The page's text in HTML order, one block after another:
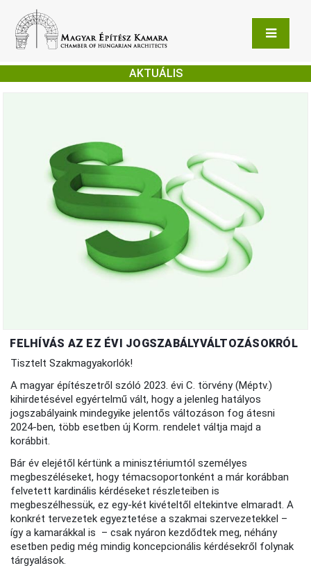
AKTUÁLIS
FELHÍVÁS AZ EZ ÉVI JOGSZABÁLYVÁLTOZÁSOKRÓL
Tisztelt Szakmagyakorlók!
A magyar építészetről szóló 2023. évi C. törvény (Méptv.)
kihirdetésével egyértelmű vált, hogy a jelenleg hatályos
jogszabályaink mindegyike jelentős változáson fog átesni
2024-ben, több esetben új Korm. rendelet váltja majd a
korábbit.
Bár év elejétől kértünk a minisztériumtól személyes
megbeszéléseket, hogy témacsoportonként a már korábban
felvetett kardinális kérdéseket részleteiben is
megbeszélhessük, ez egy-két kivételtől eltekintve elmaradt. A
konkrét tervezetek egyeztetése a szakmai szervezetekkel –
így a kamarákkal is – csak nyáron kezdődtek meg, néhány
esetben pedig még mindig koncepcionális kérdésekről folynak
tárgyalások.